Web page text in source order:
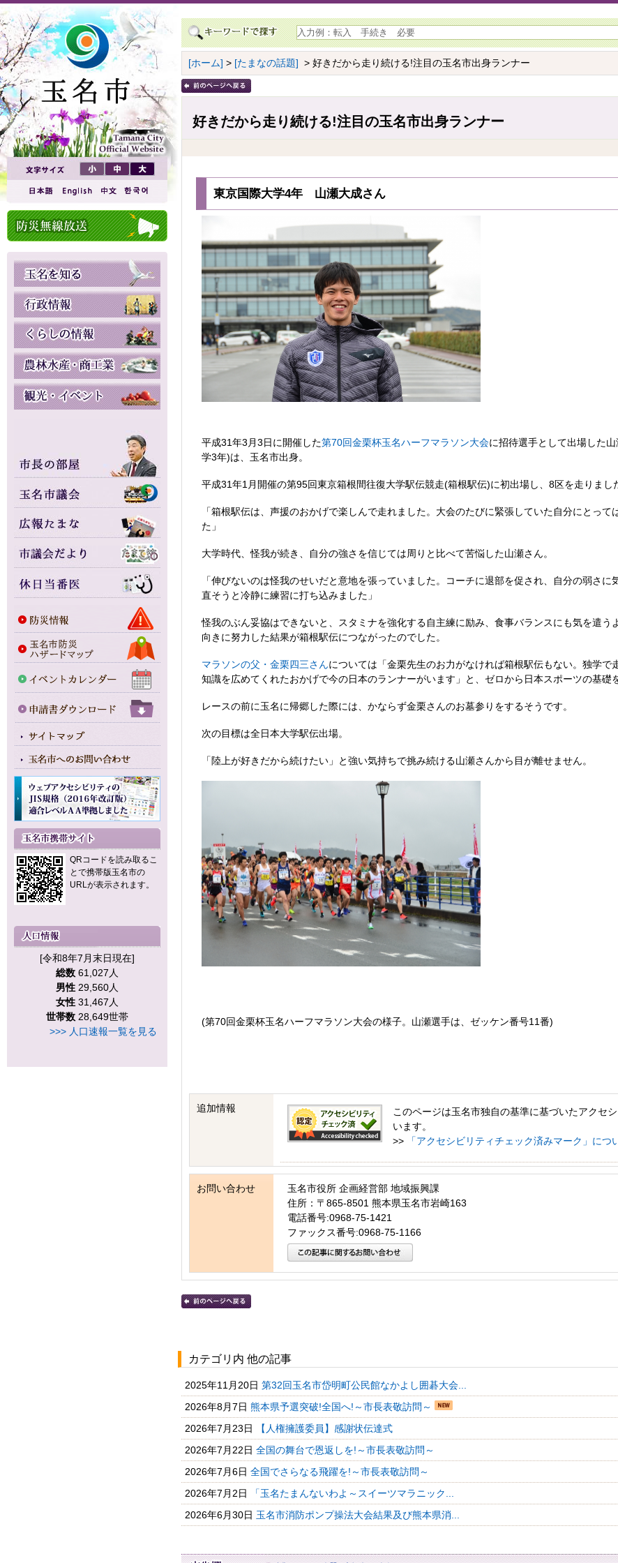
QRコードを読み取るこ
とで携帯版玉名市の
URLが表示されます。
[令和8年7月末日現在]
総数 61,027人
男性 29,560人
女性 31,467人
世帯数 28,649世帯
>>> 人口速報一覧を見る
[ホーム] > [たまなの話題] > 好きだから走り続ける!注目の玉名市出身ランナー
好きだから走り続ける!注目の玉名市出身ランナー
東京国際大学4年 山瀬大成さん
平成31年3月3日に開催した第70回金栗杯玉名ハーフマラソン大会に招待選手として出場した
学3年)は、玉名市出身。
平成31年1月開催の第95回東京箱根間往復大学駅伝競走(箱根駅伝)に初出場し、8区を走りまし
「箱根駅伝は、声援のおかげで楽しんで走れました。大会のたびに緊張していた自分にとって
た」
大学時代、怪我が続き、自分の強さを信じては周りと比べて苦悩した山瀬さん。
「伸びないのは怪我のせいだと意地を張っていました。コーチに退部を促され、自分の弱さに
直そうと冷静に練習に打ち込みました」
怪我のぶん妥協はできないと、スタミナを強化する自主練に励み、食事バランスにも気を遣う
向きに努力した結果が箱根駅伝につながったのでした。
マラソンの父・金栗四三さんについては「金栗先生のお力がなければ箱根駅伝もない。独学で
知識を広めてくれたおかげで今の日本のランナーがいます」と、ゼロから日本スポーツの基礎
レースの前に玉名に帰郷した際には、かならず金栗さんのお墓参りをするそうです。
次の目標は全日本大学駅伝出場。
「陸上が好きだから続けたい」と強い気持ちで挑み続ける山瀬さんから目が離せません。
(第70回金栗杯玉名ハーフマラソン大会の様子。山瀬選手は、ゼッケン番号11番)
追加情報
このページは玉名市独自の基準に基づいたアクセ
います。
>>
「アクセシビリティチェック済みマーク」につ
お問い合わせ
玉名市役所 企画経営部 地域振興課
住所：〒865-8501 熊本県玉名市岩崎163
電話番号:0968-75-1421
ファックス番号:0968-75-1166
カテゴリ内 他の記事
2025年11月20日 第32回玉名市岱明町公民館なかよし囲碁大会...
2026年8月7日 熊本県予選突破!全国へ!～市長表敬訪問～
2026年7月23日
【人権擁護委員】感謝状伝達式
2026年7月22日 全国の舞台で恩返しを!～市長表敬訪問～
2026年7月6日 全国でさらなる飛躍を!～市長表敬訪問～
2026年7月2日
「玉名たまんないわよ～スイーツマラニック...
2026年6月30日 玉名市消防ポンプ操法大会結果及び熊本県消...